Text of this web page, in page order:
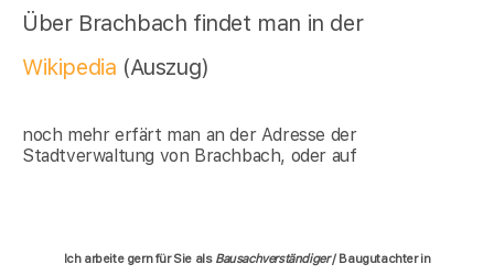
Über Brachbach findet man in der
Wikipedia (Auszug)
noch mehr erfärt man an der Adresse der
Stadtverwaltung von Brachbach, oder auf
Ich arbeite gern für Sie als Bausachverständiger/ Baugutachter in